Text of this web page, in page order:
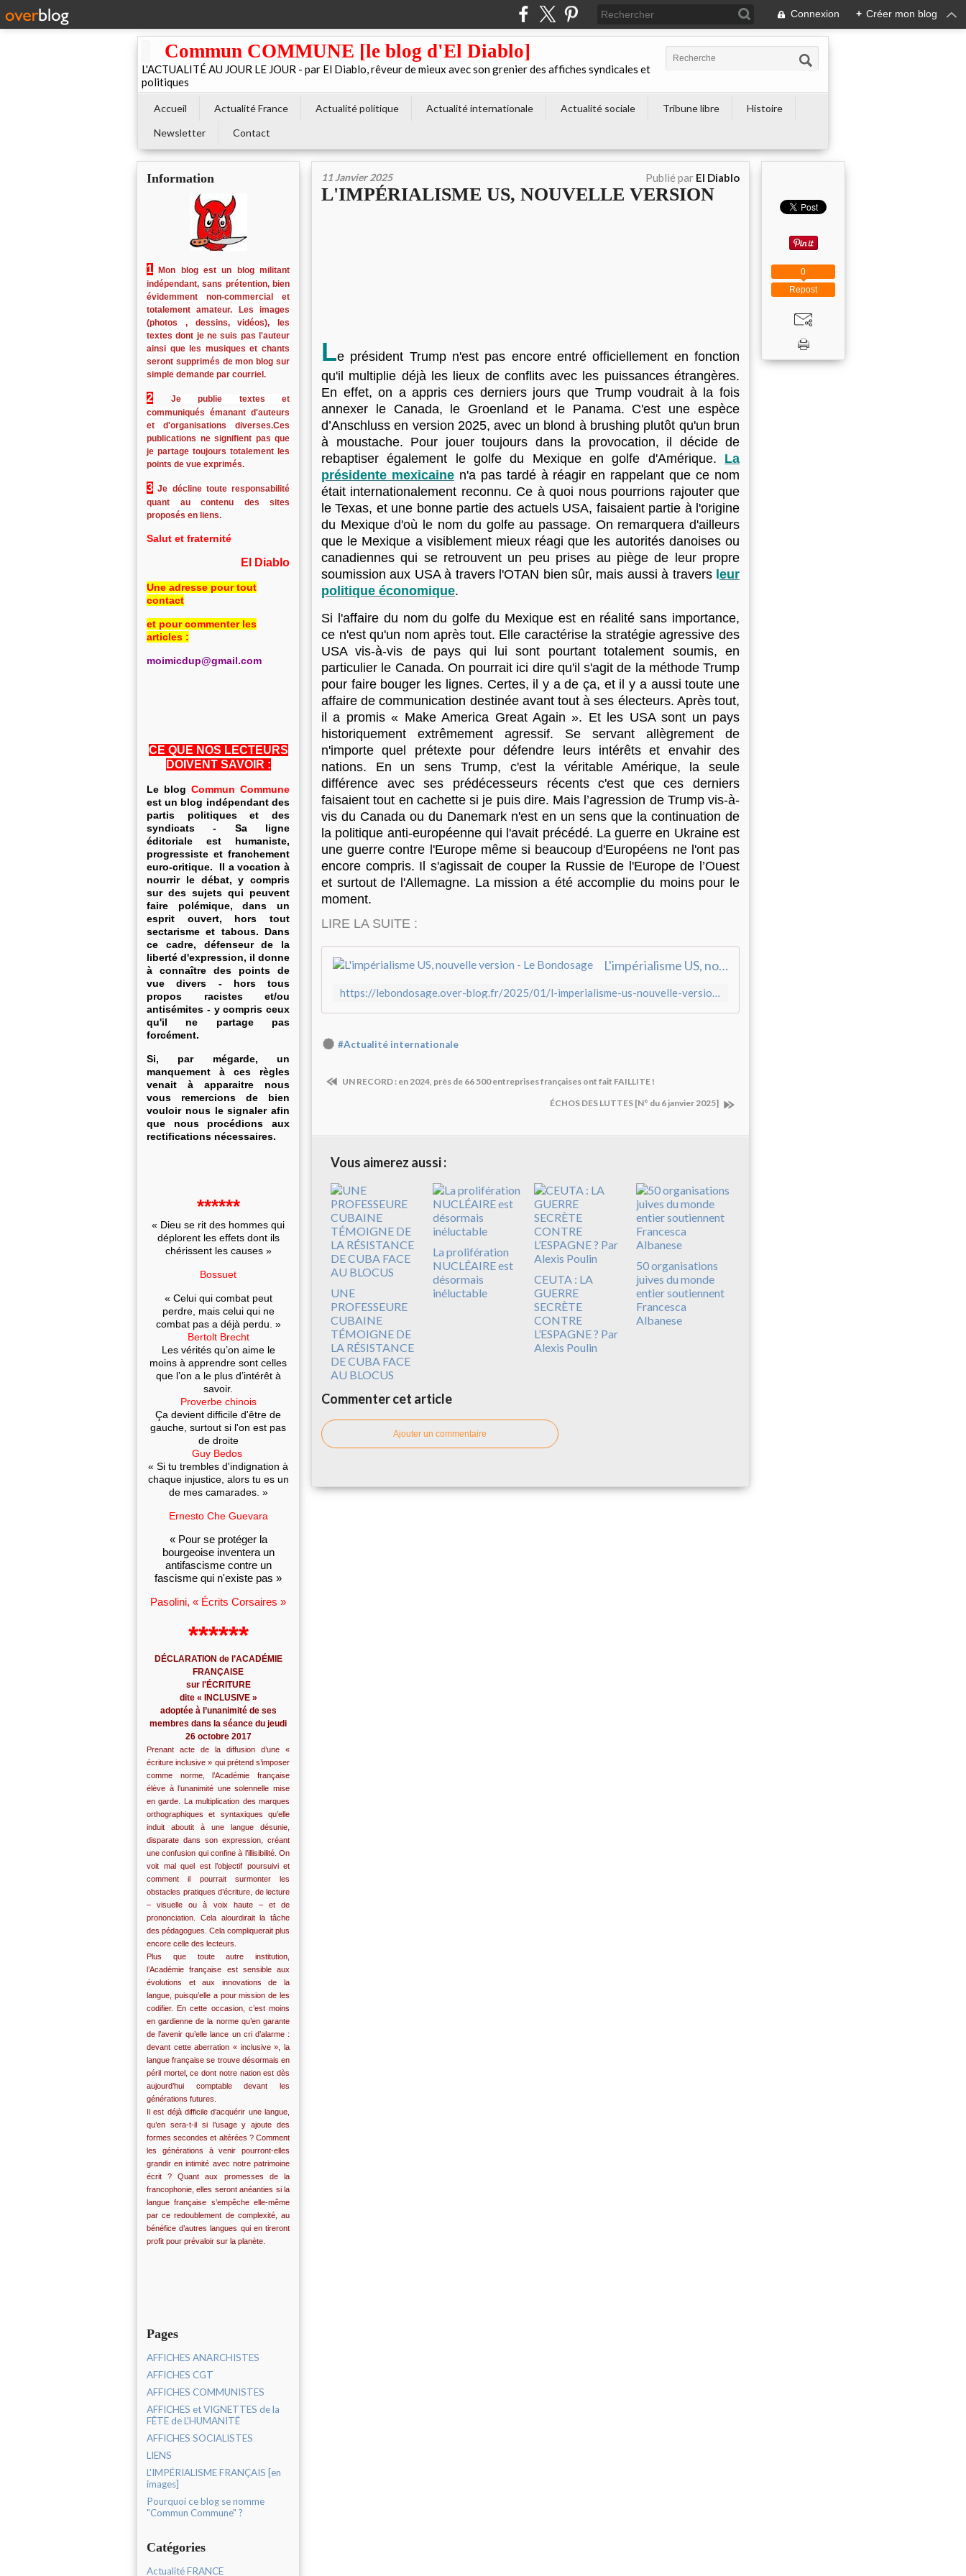
Connexion + Créer mon blog
Commun COMMUNE [le blog d'El Diablo]
L'ACTUALITÉ AU JOUR LE JOUR - par El Diablo, rêveur de mieux avec son grenier des affiches syndicales et
politiques
Accueil Actualité France Actualité politique Actualité internationale Actualité sociale Tribune libre
Histoire
Newsletter
Contact
Information
1
Mon blog est un blog militant
indépendant, sans prétention, bien
évidemment non-commercial et
totalement amateur. Les images
(photos , dessins, vidéos), les
textes dont je ne suis pas l'auteur
ainsi que les musiques et chants
seront supprimés de mon blog sur
simple demande par courriel.
2
Je publie textes et
communiqués émanant d'auteurs
et d'organisations diverses.Ces
publications ne signifient pas que
je partage toujours totalement les
points de vue exprimés.
3 Je décline toute responsabilité
quant au contenu des sites
proposés en liens.
Salut et fraternité
El Diablo
Une adresse pour tout
contact
et pour commenter les
articles :
moimicdup@gmail.com
CE QUE NOS LECTEURS
DOIVENT SAVOIR :
Le blog Commun Commune
est un blog indépendant des
partis politiques et des
syndicats - Sa ligne
éditoriale est humaniste,
progressiste et franchement
euro-critique. Il a vocation à
nourrir le débat, y compris
sur des sujets qui peuvent
faire polémique, dans un
esprit ouvert, hors tout
sectarisme et tabous. Dans
ce cadre, défenseur de la
liberté d'expression, il donne
à connaître des points de
vue divers - hors tous
propos racistes et/ou
antisémites - y compris ceux
qu'il ne partage pas
forcément.
Si, par mégarde, un
manquement à ces règles
venait à apparaitre nous
vous remercions de bien
vouloir nous le signaler afin
que nous procédions aux
rectifications nécessaires.
******
« Dieu se rit des hommes qui
déplorent les effets dont ils
chérissent les causes »
Bossuet
« Celui qui combat peut
perdre, mais celui qui ne
combat pas a déjà perdu. »
Bertolt Brecht
Les vérités qu’on aime le
moins à apprendre sont celles
que l’on a le plus d’intérêt à
savoir.
Proverbe chinois
Ça devient difficile d'être de
gauche, surtout si l'on est pas
de droite
Guy Bedos
« Si tu trembles d'indignation à
chaque injustice, alors tu es un
de mes camarades. »
Ernesto Che Guevara
« Pour se protéger la
bourgeoise inventera un
antifascisme contre un
fascisme qui n'existe pas »
Pasolini, « Écrits Corsaires »
******
DÉCLARATION de l’ACADÉMIE
FRANÇAISE
sur l'ÉCRITURE
dite « INCLUSIVE »
adoptée à l’unanimité de ses
membres dans la séance du jeudi
26 octobre 2017
Prenant acte de la diffusion d’une «
écriture inclusive » qui prétend s’imposer
comme norme, l’Académie française
élève à l’unanimité une solennelle mise
en garde. La multiplication des marques
orthographiques et syntaxiques qu’elle
induit aboutit à une langue désunie,
disparate dans son expression, créant
une confusion qui confine à l’illisibilité. On
voit mal quel est l’objectif poursuivi et
comment il pourrait surmonter les
obstacles pratiques d’écriture, de lecture
– visuelle ou à voix haute – et de
prononciation. Cela alourdirait la tâche
des pédagogues. Cela compliquerait plus
encore celle des lecteurs.
Plus que toute autre institution,
l’Académie française est sensible aux
évolutions et aux innovations de la
langue, puisqu’elle a pour mission de les
codifier. En cette occasion, c’est moins
en gardienne de la norme qu’en garante
de l’avenir qu’elle lance un cri d’alarme :
devant cette aberration « inclusive », la
langue française se trouve désormais en
péril mortel, ce dont notre nation est dès
aujourd’hui comptable devant les
générations futures.
Il est déjà difficile d’acquérir une langue,
qu’en sera-t-il si l’usage y ajoute des
formes secondes et altérées ? Comment
les générations à venir pourront-elles
grandir en intimité avec notre patrimoine
écrit ? Quant aux promesses de la
francophonie, elles seront anéanties si la
langue française s’empêche elle-même
par ce redoublement de complexité, au
bénéfice d’autres langues qui en tireront
profit pour prévaloir sur la planète.
Pages
AFFICHES ANARCHISTES
AFFICHES CGT
AFFICHES COMMUNISTES
AFFICHES et VIGNETTES de la
FÊTE de L'HUMANITÉ
AFFICHES SOCIALISTES
LIENS
L'IMPÉRIALISME FRANÇAIS [en
images]
Pourquoi ce blog se nomme
"Commun Commune" ?
Catégories
Actualité FRANCE
11 Janvier 2025 Publié par El Diablo
L'IMPÉRIALISME US, NOUVELLE VERSION
Le président Trump n'est pas encore entré officiellement en fonction
qu'il multiplie déjà les lieux de conflits avec les puissances étrangères.
En effet, on a appris ces derniers jours que Trump voudrait à la fois
annexer le Canada, le Groenland et le Panama. C'est une espèce
d’Anschluss en version 2025, avec un blond à brushing plutôt qu'un brun
à moustache. Pour jouer toujours dans la provocation, il décide de
rebaptiser également le golfe du Mexique en golfe d'Amérique. La
présidente mexicainen'a pas tardé à réagir en rappelant que ce nom
était internationalement reconnu. Ce à quoi nous pourrions rajouter que
le Texas, et une bonne partie des actuels USA, faisaient partie à l'origine
du Mexique d'où le nom du golfe au passage. On remarquera d'ailleurs
que le Mexique a visiblement mieux réagi que les autorités danoises ou
canadiennes qui se retrouvent un peu prises au piège de leur propre
soumission aux USA à travers l'OTAN bien sûr, mais aussi à travers eur
politique économique.
Si l'affaire du nom du golfe du Mexique est en réalité sans importance,
ce n'est qu'un nom après tout. Elle caractérise la stratégie agressive des
USA vis-à-vis de pays qui lui sont pourtant totalement soumis, en
particulier le Canada. On pourrait ici dire qu'il s'agit de la méthode Trump
pour faire bouger les lignes. Certes, il y a de ça, et il y a aussi toute une
affaire de communication destinée avant tout à ses électeurs. Après tout,
il a promis « Make America Great Again ». Et les USA sont un pays
historiquement extrêmement agressif. Se servant allègrement de
n'importe quel prétexte pour défendre leurs intérêts et envahir des
nations. En un sens Trump, c'est la véritable Amérique, la seule
différence avec ses prédécesseurs récents c'est que ces derniers
faisaient tout en cachette si je puis dire. Mais l’agression de Trump vis-à-
vis du Canada ou du Danemark n'est en un sens que la continuation de
la politique anti-européenne qui l'avait précédé. La guerre en Ukraine est
une guerre contre l'Europe même si beaucoup d'Européens ne l'ont pas
encore compris. Il s'agissait de couper la Russie de l'Europe de l’Ouest
et surtout de l'Allemagne. La mission a été accomplie du moins pour le
moment.
LIRE LA SUITE :
L'impérialisme US, nouvelle version - Le Bondosage
https://lebondosage.over-blog.fr/2025/01/l-imperialisme-us-nouvelle-version.html
#Actualité internationale
UN RECORD : en 2024, près de 66 500 entreprises françaises ont fait FAILLITE !
ÉCHOS DES LUTTES [N° du 6 janvier 2025]
Vous aimerez aussi :
UNE
PROFESSEURE
CUBAINE
TÉMOIGNE DE
LA RÉSISTANCE
DE CUBA FACE
AU BLOCUS
La prolifération
NUCLÉAIRE est
désormais
inéluctable
CEUTA : LA
GUERRE
SECRÈTE
CONTRE
L’ESPAGNE ? Par
Alexis Poulin
50 organisations
juives du monde
entier soutiennent
Francesca
Albanese
Commenter cet article
Ajouter un commentaire
Repost
0